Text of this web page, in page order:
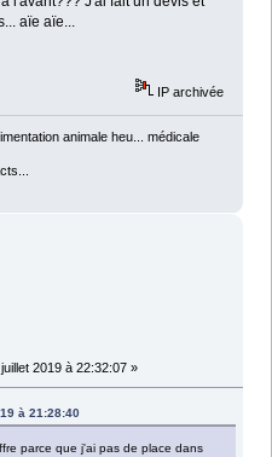
aïe aïe...
IP archivée
animale heu... médicale
2019 à 22:32:07 »
à 21:28:40
parce que j'ai pas de place dans